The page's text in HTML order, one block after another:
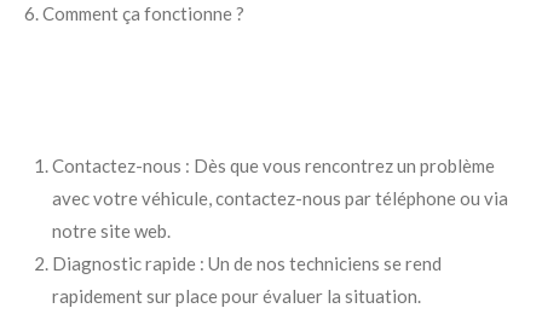
6. Comment ça fonctionne ?
Contactez-nous : Dès que vous rencontrez un problème
avec votre véhicule, contactez-nous par téléphone ou via
notre site web.
Diagnostic rapide : Un de nos techniciens se rend
rapidement sur place pour évaluer la situation.